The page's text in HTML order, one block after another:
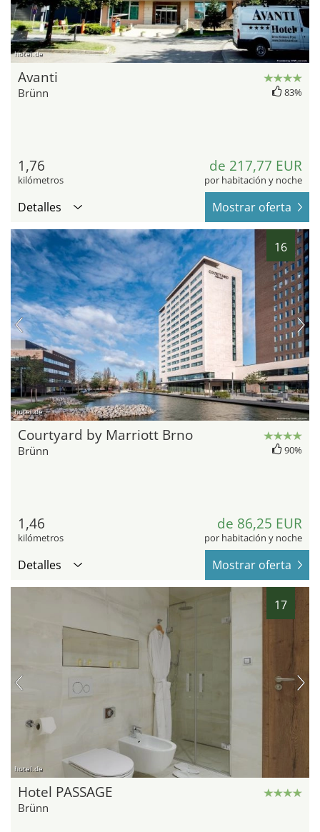
hotel.de
Avanti
Brünn 83%
1,76
kilómetros
de 217,77 EUR
por habitación y noche
Detalles Mostrar oferta
16
hotel.de
Courtyard by Marriott Brno
Brünn 90%
1,46
kilómetros
de 86,25 EUR
por habitación y noche
Detalles Mostrar oferta
17
hotel.de
Hotel PASSAGE
Brünn